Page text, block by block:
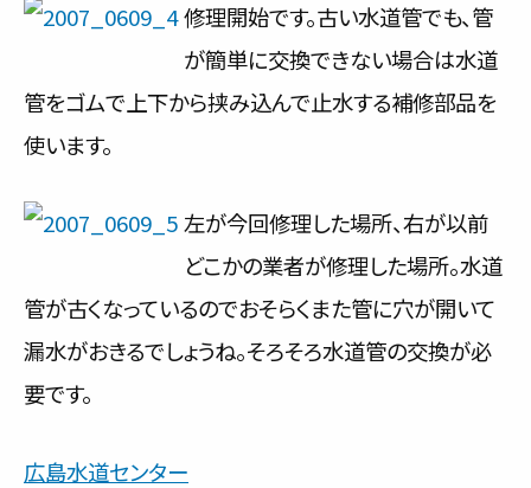
修理開始です。古い水道管でも、管
が簡単に交換できない場合は水道
管をゴムで上下から挟み込んで止水する補修部品を
使います。
左が今回修理した場所、右が以前
どこかの業者が修理した場所。水道
管が古くなっているのでおそらくまた管に穴が開いて
漏水がおきるでしょうね。そろそろ水道管の交換が必
要です。
広島水道センター